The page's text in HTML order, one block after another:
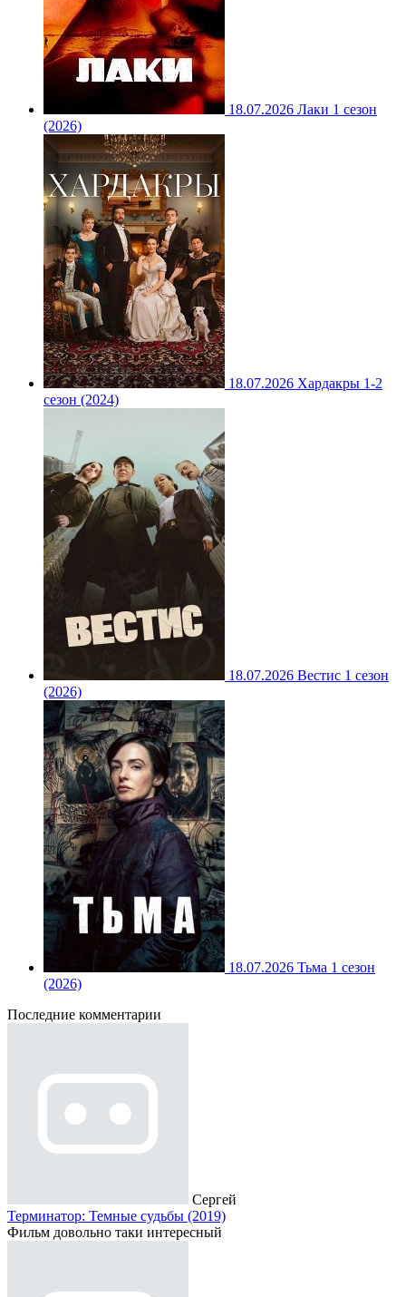
18.07.2026 Лаки 1 сезон
(2026)
18.07.2026 Хардакры 1-2
сезон (2024)
18.07.2026 Вестис 1 сезон
(2026)
18.07.2026 Тьма 1 сезон
(2026)
Последние комментарии
Сергей
Терминатор: Темные судьбы (2019)
Фильм довольно таки интересный